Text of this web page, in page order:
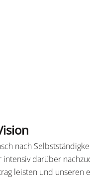
nach
intensiv darüber
leisten und unseren